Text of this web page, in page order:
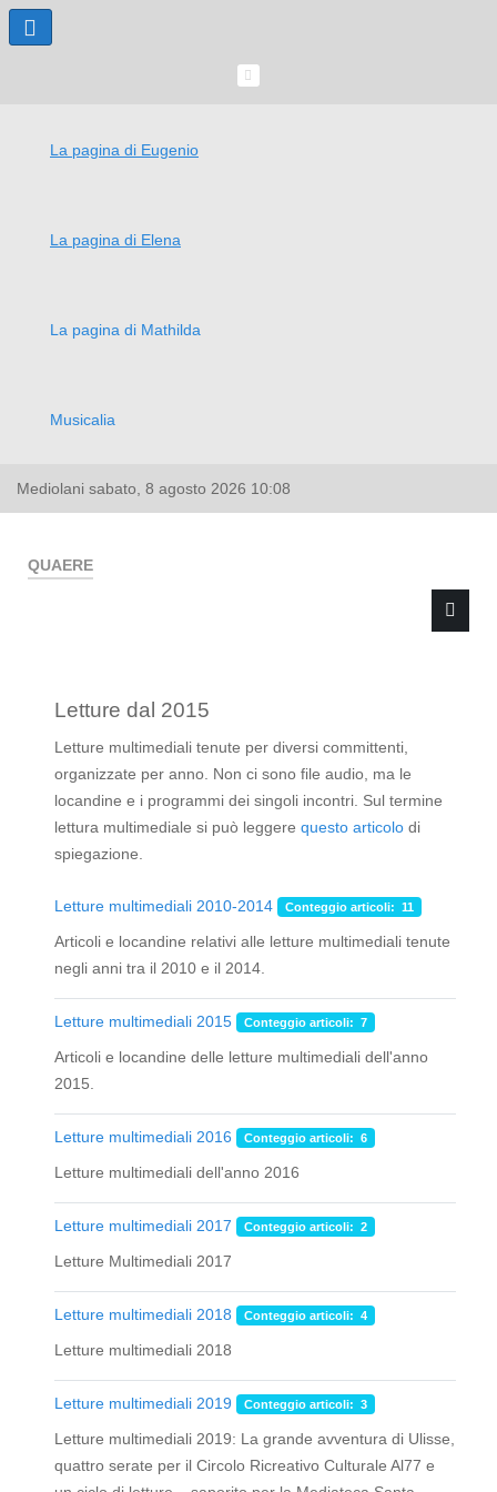
La pagina di Eugenio
La pagina di Elena
La pagina di Mathilda
Musicalia
Mediolani sabato, 8 agosto 2026 10:08
QUAERE
Type 2 or more characters for results.
Letture dal 2015
Letture multimediali tenute per diversi committenti,
organizzate per anno. Non ci sono file audio, ma le
locandine e i programmi dei singoli incontri. Sul termine
lettura multimediale si può leggere questo articolo di
spiegazione.
Letture multimediali 2010-2014 Conteggio articoli: 11
Articoli e locandine relativi alle letture multimediali tenute
negli anni tra il 2010 e il 2014.
Letture multimediali 2015 Conteggio articoli: 7
Articoli e locandine delle letture multimediali dell'anno
2015.
Letture multimediali 2016 Conteggio articoli: 6
Letture multimediali dell'anno 2016
Letture multimediali 2017 Conteggio articoli: 2
Letture Multimediali 2017
Letture multimediali 2018 Conteggio articoli: 4
Letture multimediali 2018
Letture multimediali 2019 Conteggio articoli: 3
Letture multimediali 2019: La grande avventura di Ulisse,
quattro serate per il Circolo Ricreativo Culturale Al77 e